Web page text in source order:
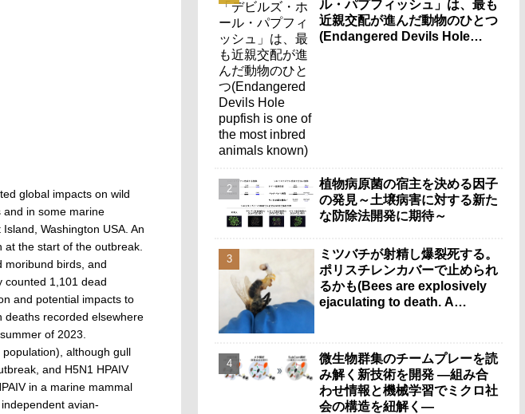
global impacts on wild
and in some marine
Washington USA. An
the start of the outbreak.
moribund birds, and
counted 1,101 dead
and potential impacts to
deaths recorded elsewhere
of 2023.
although gull
and H5N1 HPAIV
in a marine mammal
avian-
ル・パプフィッシュ」は、最も
近親交配が進んだ動物のひとつ
(Endangered Devils Hole
植物病原菌の宿主を決める因子
の発見～土壌病害に対する新た
な防除法開発に期待～
ミツバチが射精し爆裂死する。
ポリスチレンカバーで止められ
るかも(Bees are explosively
ejaculating to death. A
微生物群集のチームプレーを読
み解く新技術を開発 ―組み合
わせ情報と機械学習でミクロ社
会の構造を紐解く―